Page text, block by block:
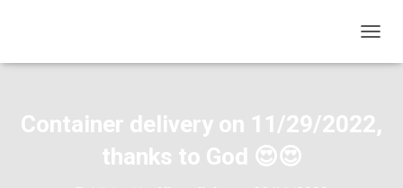
Container delivery on 11/29/2022,
thanks to God 😍😍